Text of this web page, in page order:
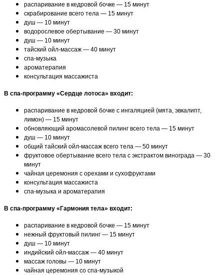
распаривание в кедровой бочке — 15 минут
скрабирование всего тела — 15 минут
душ — 10 минут
водорослевое обертывание — 30 минут
душ — 10 минут
тайский ойл-массаж — 40 минут
спа-музыка
ароматерапия
консультация массажиста
В спа-программу «Сердце лотоса» входит:
распаривание в кедровой бочке с ингаляцией (мята, эвкалипт,
лимон) — 15 минут
обновляющий аромасолевой пилинг всего тела — 15 минут
душ — 10 минут
общий тайский ойл-массаж всего тела — 50 минут
фруктовое обертывание всего тела с экстрактом винограда — 30
минут
чайная церемония с орехами и сухофруктами
консультация массажиста
спа-музыка и ароматерапия
В спа-программу «Гармония тела» входит:
распаривание в кедровой бочке — 15 минут
нежный фруктовый пилинг — 15 минут
душ — 10 минут
индийский ойл-массаж — 40 минут
массаж головы — 10 минут
чайная церемония со спа-музыкой